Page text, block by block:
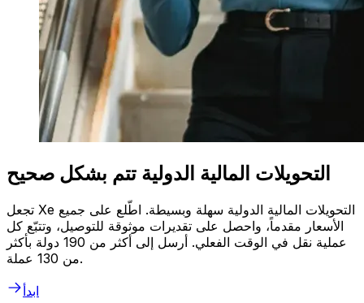
التحويلات المالية الدولية تتم بشكل صحيح
تجعل Xe التحويلات المالية الدولية سهلة وبسيطة. اطّلع على جميع
الأسعار مقدماً، واحصل على تقديرات موثوقة للتوصيل، وتتبّع كل
عملية نقل في الوقت الفعلي. أرسل إلى أكثر من 190 دولة بأكثر
من 130 عملة.
ابدأ